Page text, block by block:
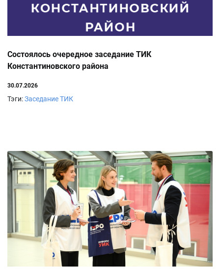
Состоялось очередное заседание ТИК
Константиновского района
30.07.2026
Тэги:Заседание ТИК